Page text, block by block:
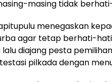
masing tidak
menegaskan
agar tetap berhati-
diajang pesta
pilkada dengan